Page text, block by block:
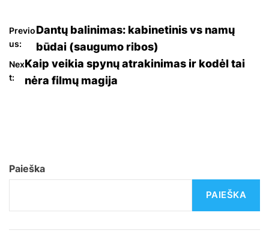
N
a
v
a
i
Previo
us:
Dantų balinimas: kabinetinis vs namų
būdai (saugumo ribos)
Nex
t:
Kaip veikia spynų atrakinimas ir kodėl tai
nėra filmų magija
Paieška
PAIEŠKA